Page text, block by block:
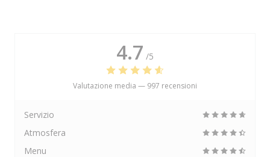
4.7 /5
Valutazione media — 997 recensioni
Servizio
Atmosfera
Menu